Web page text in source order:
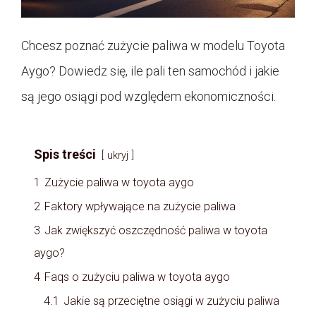
Chcesz poznać zużycie paliwa w modelu Toyota
Aygo? Dowiedz się, ile pali ten samochód i jakie
są jego osiągi pod względem ekonomiczności.
Spis treści ukryj
1 Zużycie paliwa w toyota aygo
2 Faktory wpływające na zużycie paliwa
3 Jak zwiększyć oszczędność paliwa w toyota
aygo?
4 Faqs o zużyciu paliwa w toyota aygo
4.1 Jakie są przeciętne osiągi w zużyciu paliwa